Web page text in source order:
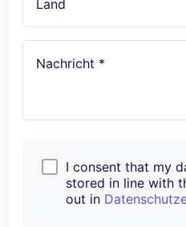
Land
Nachricht *
I consent that my
stored in line with
out in